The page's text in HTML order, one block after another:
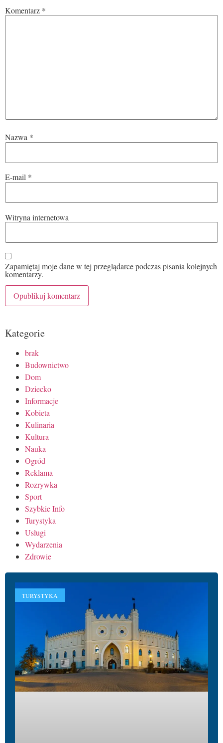
Komentarz *
Nazwa *
E-mail *
Witryna internetowa
Zapamiętaj moje dane w tej przeglądarce podczas pisania kolejnych
komentarzy.
Kategorie
brak
Budownictwo
Dom
Dziecko
Informacje
Kobieta
Kulinaria
Kultura
Nauka
Ogród
Reklama
Rozrywka
Sport
Szybkie Info
Turystyka
Usługi
Wydarzenia
Zdrowie
TURYSTYKA